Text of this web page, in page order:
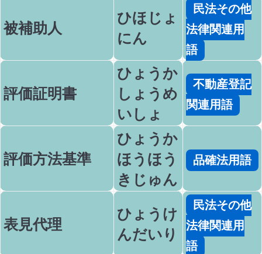
被補助人
ひほじょ
にん
民法その他
法律関連用
語
評価証明書
ひょうか
しょうめ
いしょ
不動産登記
関連用語
評価方法基準
ひょうか
ほうほう
きじゅん
品確法用語
表見代理
ひょうけ
んだいり
民法その他
法律関連用
語